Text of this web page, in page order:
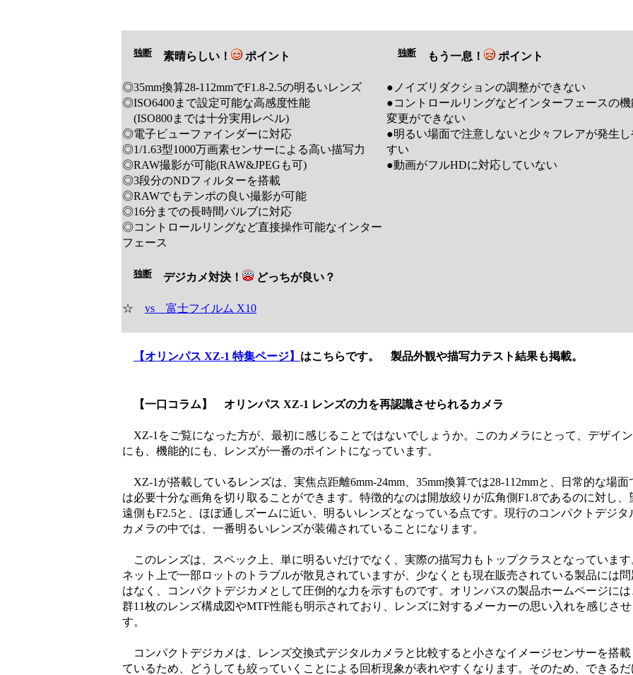
独断 素晴らしい！ ポイント
◎35mm換算28-112mmでF1.8-2.5の明るいレンズ
◎ISO6400まで設定可能な高感度性能
(ISO800までは十分実用レベル)
◎電子ビューファインダーに対応
◎1/1.63型1000万画素センサーによる高い描写力
◎RAW撮影が可能(RAW&JPEGも可)
◎3段分のNDフィルターを搭載
◎RAWでもテンポの良い撮影が可能
◎16分までの長時間バルブに対応
◎コントロールリングなど直接操作可能なインター
フェース
独断 もう一息！ ポイント
●ノイズリダクションの調整ができない
●コントロールリングなどインターフェースの機
変更ができない
●明るい場面で注意しないと少々フレアが発生し
すい
●動画がフルHDに対応していない
独断 デジカメ対決！ どっちが良い？
☆ vs 富士フイルム X10
【オリンパス XZ-1 特集ページ】 はこちらです。 製品外観や描写力テスト結果も掲載。
【一口コラム】 オリンパス XZ-1 レンズの力を再認識させられるカメラ
XZ-1をご覧になった方が、最初に感じることではないでしょうか。このカメラにとって、デザイ
にも、機能的にも、レンズが一番のポイントになっています。
XZ-1が搭載しているレンズは、実焦点距離6mm-24mm、35mm換算では28-112mmと、日常的な場面
は必要十分な画角を切り取ることができます。特徴的なのは開放絞りが広角側F1.8であるのに対し、
遠側もF2.5と、ほぼ通しズームに近い、明るいレンズとなっている点です。現行のコンパクトデジタ
カメラの中では、一番明るいレンズが装備されていることになります。
このレンズは、スペック上、単に明るいだけでなく、実際の描写力もトップクラスとなっています
ネット上で一部ロットのトラブルが散見されていますが、少なくとも現在販売されている製品には問
はなく、コンパクトデジカメとして圧倒的な力を示すものです。オリンパスの製品ホームページには
群11枚のレンズ構成図やMTF性能も明示されており、レンズに対するメーカーの思い入れを感じさ
す。
コンパクトデジカメは、レンズ交換式デジタルカメラと比較すると小さなイメージセンサーを搭載
ているため、どうしても絞っていくことによる回析現象が表れやすくなります。そのため、できるだ